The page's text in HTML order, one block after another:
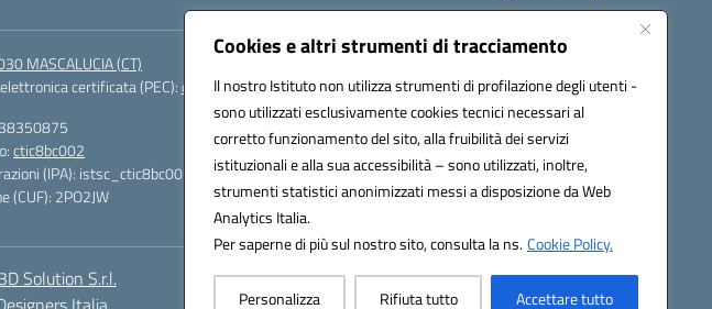
Cookies e altri strumenti di tracciamento
Il nostro Istituto non utilizza strumenti di profilazione degli utenti -
sono utilizzati esclusivamente cookies tecnici necessari al
corretto funzionamento del sito, alla fruibilità dei servizi
istituzionali e alla sua accessibilità – sono utilizzati, inoltre,
strumenti statistici anonimizzati messi a disposizione da Web
Analytics Italia.
Per saperne di più sul nostro sito, consulta la ns.Cookie Policy.
Personalizza Rifiuta tutto Accettare tutto
MASCALUCIA (CT)
certificata (PEC):ctic8bc002@pec.istruzione.it
ctic8bc002
(IPA): istsc_ctic8bc002
(CUF): 2PO2JW
Solution S.r.l.